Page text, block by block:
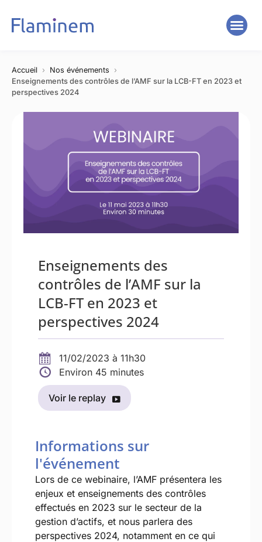
Accueil
Nos événements
Enseignements des contrôles de l’AMF sur la LCB-FT en 2023 et
perspectives 2024
Enseignements des
contrôles de l’AMF sur la
LCB-FT en 2023 et
perspectives 2024
11/02/2023 à 11h30
Environ 45 minutes
Voir le replay
Informations sur
l'événement
Lors de ce webinaire, l’AMF présentera les
enjeux et enseignements des contrôles
effectués en 2023 sur le secteur de la
gestion d’actifs, et nous parlera des
perspectives 2024, notamment en ce qui